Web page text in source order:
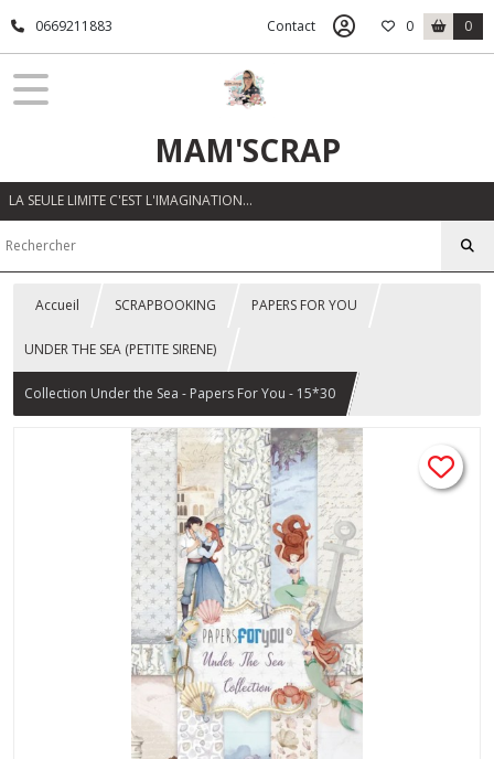
0669211883 Contact 0 0
MAM'SCRAP
LA SEULE LIMITE C'EST L'IMAGINATION…
Accueil SCRAPBOOKING PAPERS FOR YOU
UNDER THE SEA (PETITE SIRENE)
Collection Under the Sea - Papers For You - 15*30